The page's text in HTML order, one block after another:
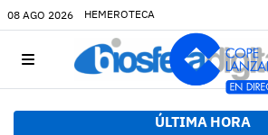
08 AGO 2026 HEMEROTECA
ÚLTIMA HORA